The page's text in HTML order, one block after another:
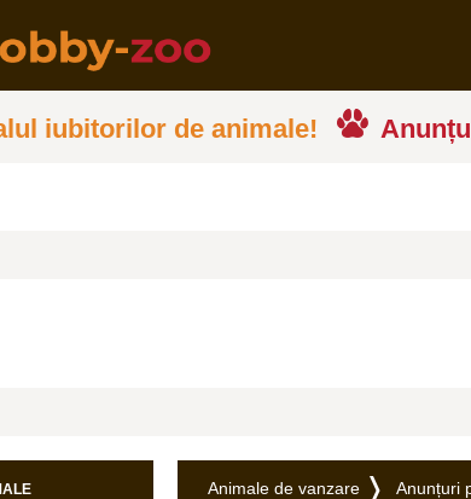
iubitorilor de animale!
Animale de vanzare Anunțuri